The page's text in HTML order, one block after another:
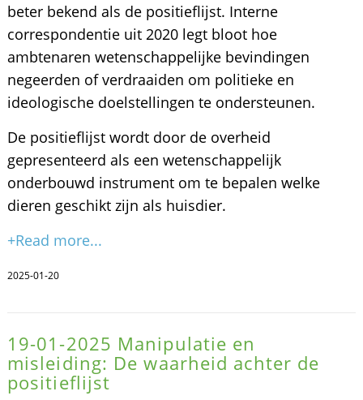
beter bekend als de positieflijst. Interne
correspondentie uit 2020 legt bloot hoe
ambtenaren wetenschappelijke bevindingen
negeerden of verdraaiden om politieke en
ideologische doelstellingen te ondersteunen.
De positieflijst wordt door de overheid
gepresenteerd als een wetenschappelijk
onderbouwd instrument om te bepalen welke
dieren geschikt zijn als huisdier.
+Read more...
2025-01-20
19-01-2025 Manipulatie en
misleiding: De waarheid achter de
positieflijst